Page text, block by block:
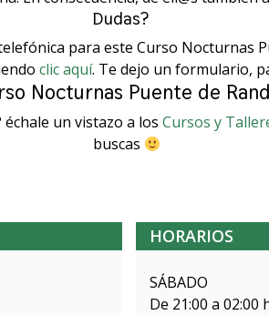
Dudas?⠀
para este Curso Nocturnas
clic aquí. Te dejo un formulario,
Nocturnas Puente de
un vistazo a los Cursos y
buscas
HORARIOS
SÁBADO
De 21:00 a 02:00